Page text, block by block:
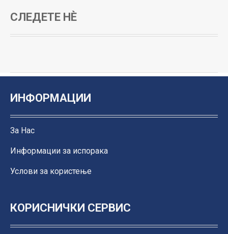
СЛЕДЕТЕ НЀ
ИНФОРМАЦИИ
За Нас
Информации за испорака
Услови за користење
КОРИСНИЧКИ СЕРВИС